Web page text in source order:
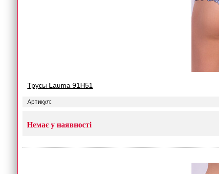
Трусы Lauma 91H51
Артикул:
Немає у наявності